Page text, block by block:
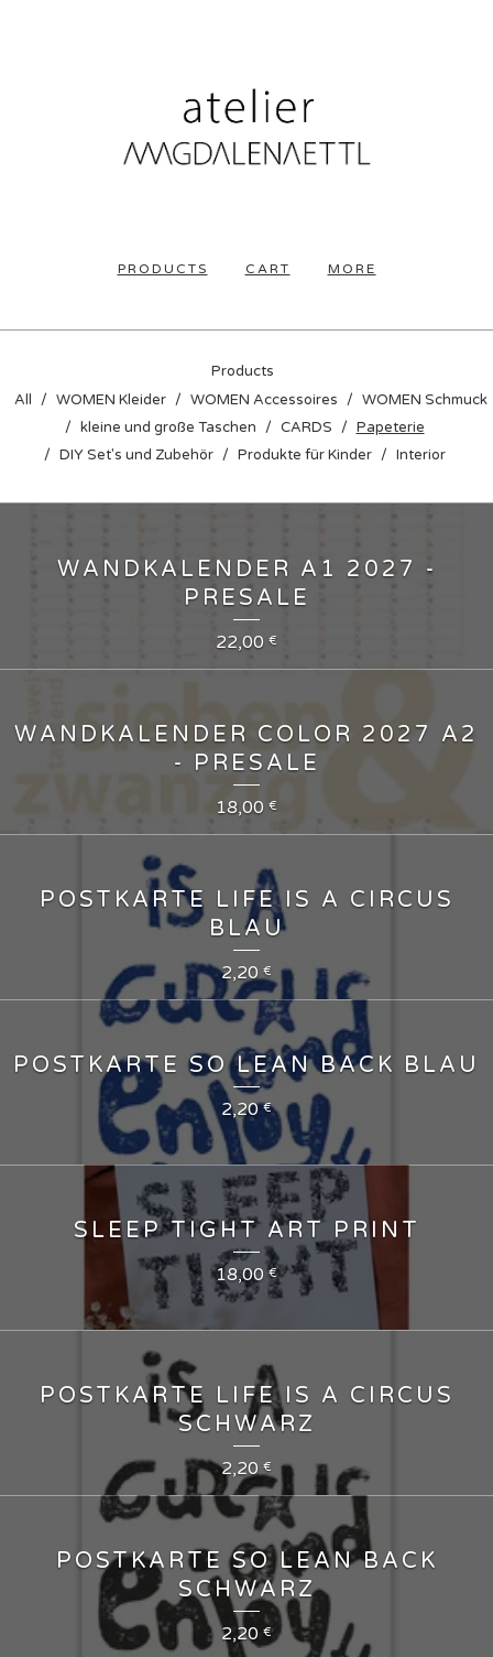
PRODUCTS CART MORE
Products
All
WOMEN Kleider WOMEN Accessoires
WOMEN Schmuck
kleine und große Taschen
CARDS
Papeterie
DIY Set's und Zubehör
Produkte für Kinder Interior
WANDKALENDER A1 2027 -
PRESALE
22,00 €
WANDKALENDER COLOR 2027 A2
- PRESALE
18,00 €
POSTKARTE LIFE IS A CIRCUS
BLAU
2,20 €
POSTKARTE SO LEAN BACK BLAU
2,20€
SLEEP TIGHT ART PRINT
18,00€
POSTKARTE LIFE IS A CIRCUS
SCHWARZ
2,20 €
POSTKARTE SO LEAN BACK
SCHWARZ
2,20 €